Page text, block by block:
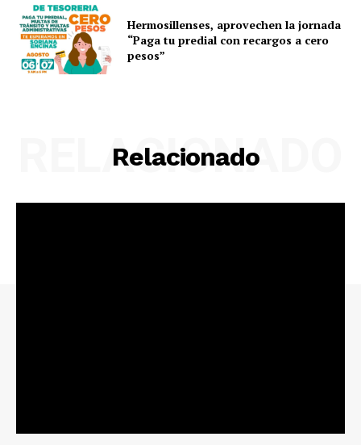
Hermosillenses, aprovechen la jornada
“Paga tu predial con recargos a cero
pesos”
Relacionado
RELACIONADO